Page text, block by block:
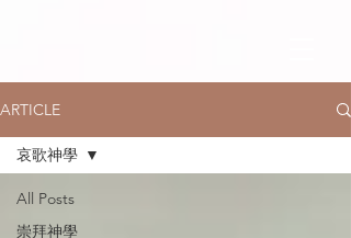
ARTICLE
All Posts
崇拜神學
哀歌神學